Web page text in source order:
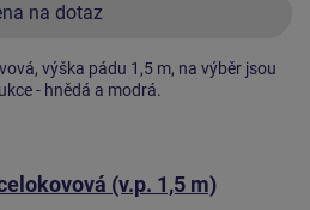
na dotaz
výška pádu 1,5 m, na výběr jsou
- hnědá a modrá.
(v.p. 1,5 m)